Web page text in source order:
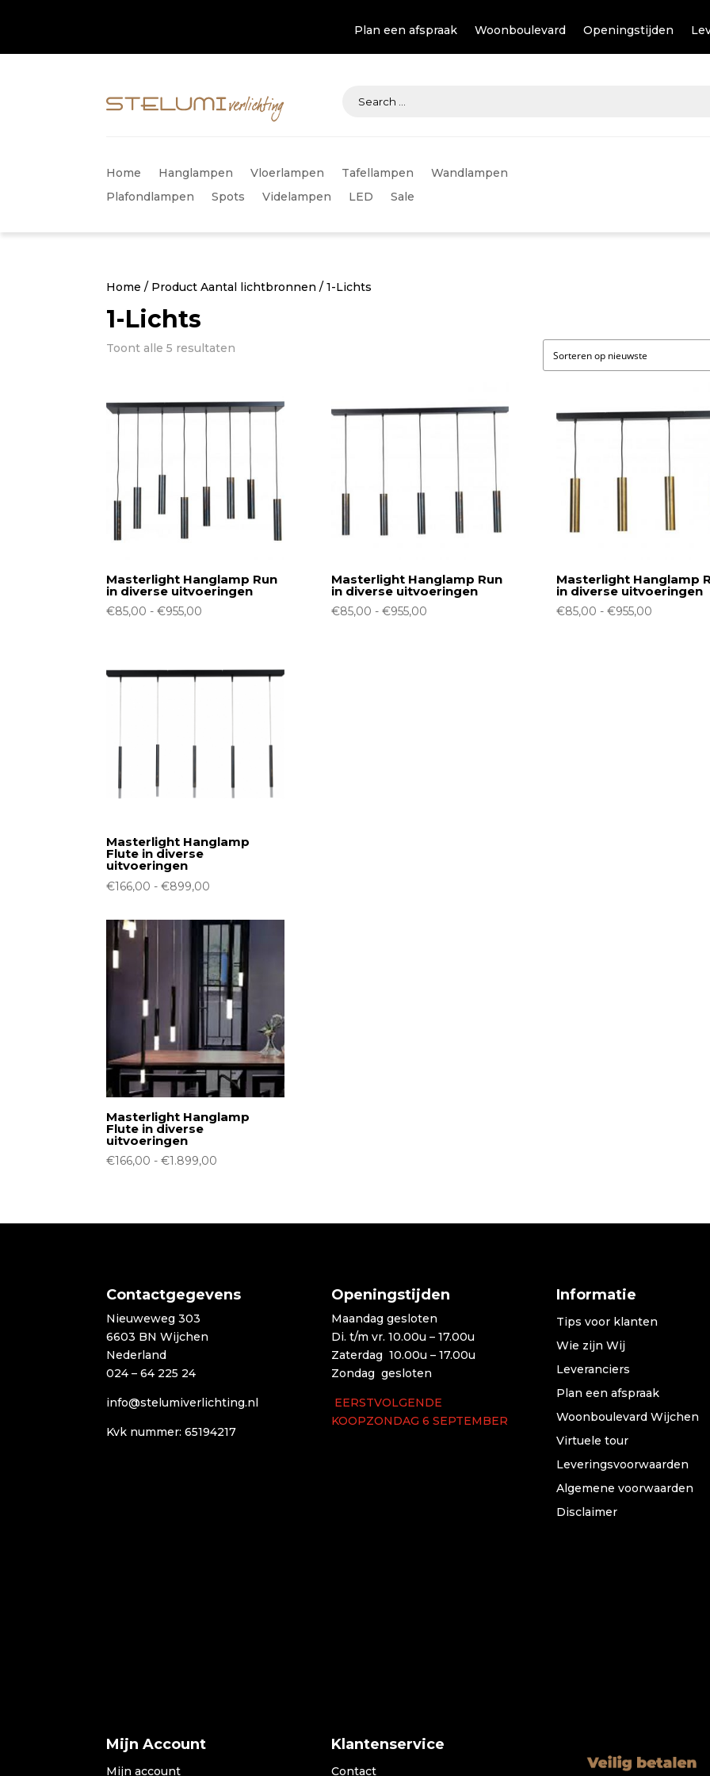
Plan een afspraak Woonboulevard Openingstijden
Home Hanglampen Vloerlampen Tafellampen
Wandlampen
Plafondlampen
Spots Videlampen LED Sale
Home / Product Aantal lichtbronnen / 1-Lichts
1-Lichts
Toont alle 5 resultaten
Masterlight Hanglamp Run
in diverse uitvoeringen
€85,00 - €955,00
Masterlight Hanglamp Run
in diverse uitvoeringen
€85,00 - €955,00Prijsklasse:
Masterlight Hanglamp
in diverse uitvoeringen
€85,00 - €955,00Prijsklasse:
Masterlight Hanglamp
Flute in diverse
uitvoeringen
€166,00 - €899,00
tot
€899,00
Masterlight Hanglamp
Flute in diverse
uitvoeringen
€166,00 - €1.899,00
Contactgegevens
Nieuweweg 303
6603 BN Wijchen
Nederland
024 – 64 225 24
info@stelumiverlichting.nl
Kvk nummer: 65194217
Openingstijden
Maandag gesloten
Di. t/m vr. 10.00u – 17.00u
Zaterdag 10.00u – 17.00u
Zondag gesloten
EERSTVOLGENDE
KOOPZONDAG 6 SEPTEMBER
Informatie
Tips voor klanten
Wie zijn Wij
Leveranciers
Plan een afspraak
Woonboulevard Wijchen
Virtuele tour
Leveringsvoorwaarden
Algemene voorwaarden
Disclaimer
Mijn Account
Mijn account
Klantenservice
Contact